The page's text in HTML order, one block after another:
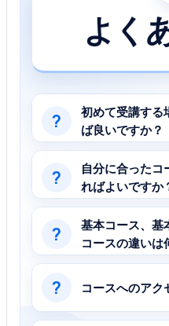
よく
?
初めて受講する
ば良いですか？
?
自分に合ったコ
ればよいですか
?
基本コース、基
コースの違いは
? コースへのアク